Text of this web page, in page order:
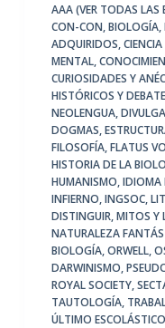
AAA (VER TODAS LAS
CON-CON,BIOLOGÍA,
ADQUIRIDOS,
MENTAL,
CURIOSIDADES Y
HISTÓRICOS Y
NEOLENGUA,
DOGMAS,
FILOSOFÍA,FLATUS
HISTORIA DE LA
HUMANISMO,IDIOMA
INFIERNO,INGSOC,
DISTINGUIR,MITOS Y
NATURALEZA
BIOLOGÍA,ORWELL,
DARWINISMO,
ROYAL SOCIETY,
TAUTOLOGÍA,
ÚLTIMO ESCOLÁSTICO